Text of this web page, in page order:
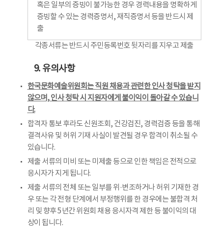
혹은 일부의 증빙이 불가능한 경우 경력내용을 명확하게
증빙할 수 있는 경력증명서, 재직증명서 등을 반드시 제
출
각종서류는 반드시 주민등록번호 뒷자리를 지우고 제출
9. 유의사항
한국문화예술위원회는 직원 채용과 관련한 인사 청탁을 받지
않으며, 인사 청탁 시 지원자에게 불이익이 돌아갈 수 있습니
다.
합격자 통보 후라도 신원조회, 건강검진, 경력검증 등을 통해
결격사유 및 허위 기재 사실이 발견될 경우 합격이 취소될 수
있습니다.
제출 서류의 미비 또는 미제출 등으로 인한 책임은 전적으로
응시자가 지게 됩니다.
제출 서류의 전체 또는 일부를 위·변조하거나 허위 기재한 경
우 또는 각 전형 단계에서 부정행위를 한 경우에는 불합격 처
리 및 향후 5년간 위원회 채용 응시자격 제한 등 불이익의 대
상이 됩니다.